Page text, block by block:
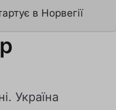
в Норвегії
Україна